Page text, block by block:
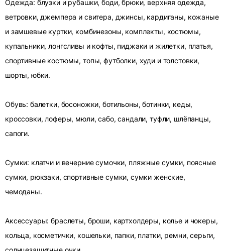
Одежда: блузки и рубашки, боди, брюки, верхняя одежда,
ветровки, джемпера и свитера, джинсы, кардиганы, кожаные
и замшевые куртки, комбинезоны, комплекты, костюмы,
купальники, лонгсливы и кофты, пиджаки и жилетки, платья,
спортивные костюмы, топы, футболки, худи и толстовки,
шорты, юбки.
Обувь: балетки, босоножки, ботильоны, ботинки, кеды,
кроссовки, лоферы, мюли, сабо, сандали, туфли, шлёпанцы,
сапоги.
Сумки: клатчи и вечерние сумочки, пляжные сумки, поясные
сумки, рюкзаки, спортивные сумки, сумки женские,
чемоданы.
Аксессуары: браслеты, броши, картхолдеры, колье и чокеры,
кольца, косметички, кошельки, папки, платки, ремни, серьги,